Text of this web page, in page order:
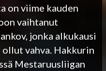
on viime kauden
vaihtanut
jonka alkukausi
ollut vahva. Hakkurin
Mestaruusliigan